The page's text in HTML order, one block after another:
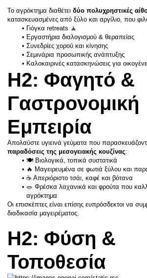
Το αγρόκτημα διαθέτει δύο πολυχρηστικές
κατασκευασμένες από ξύλο και αργίλιο, που
Γιόγκα retreats 🧘
Εργαστήρια διαλογισμού & θεραπείας
Συνεδρίες χορού και κίνησης
Σεμινάρια προσωπικής ανάπτυξης
Καλοκαιρινές κατασκηνώσεις για
H2: Φαγητό &
Γαστρονομική
Εμπειρία
παραδόσεις της μεσογειακής κουζίνας:
🍽️ Βιολογικά, τοπικά συστατικά
🔥 Μαγειρευμένα σε φωτιά ξύλου και
☕ Απεριόριστο τσάι, καφέ και βότανα
🥗 Φρέσκα λαχανικά και φρούτα που
αγρόκτημα
Οι επισκέπτες είναι επίσης ευπρόσδεκτοι να
διαδικασία μαγειρέματος.
H2: Φύση &
Τοποθεσία